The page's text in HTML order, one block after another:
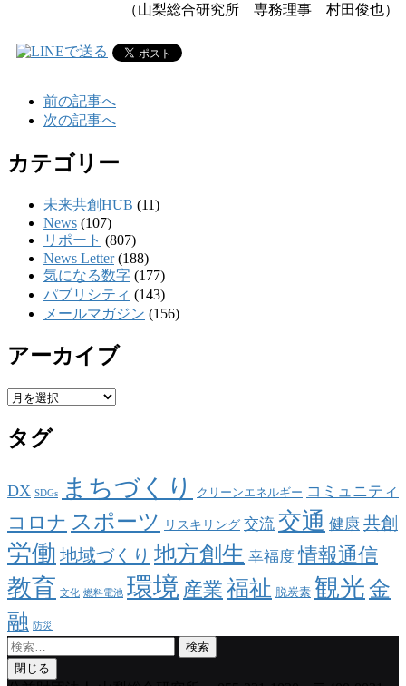
（山梨総合研究所 専務理事 村田俊也）
前の記事へ
次の記事へ
カテゴリー
未来共創HUB (11)
News (107)
リポート (807)
News Letter(188)
気になる数字 (177)
パブリシティ (143)
メールマガジン (156)
アーカイブ
ア
カ
イ
タグ
DX SDGs まちづくり クリーンエネルギー コミュニティ
コロナ スポーツ リスキリング 交流 交通 健康 共創
労働 地域づくり 地方創生 幸福度 情報通信
教育 文化 燃料電池 環境 産業 福祉 脱炭素 観光金
融
防災
検
索:閉じる